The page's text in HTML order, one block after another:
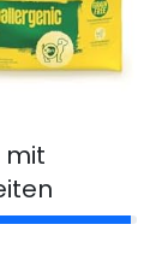
mit